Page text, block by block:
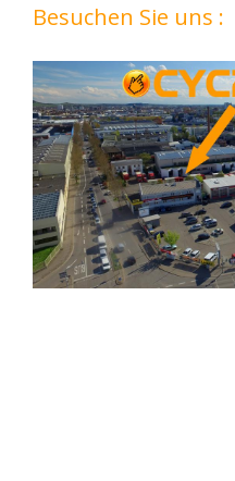
Besuchen Sie uns :